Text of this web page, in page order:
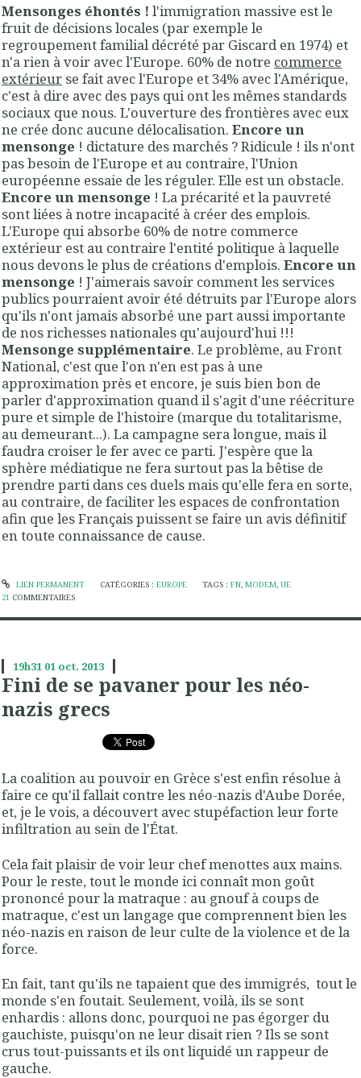
Mensonges éhontés ! l'immigration massive est le
fruit de décisions locales (par exemple le
regroupement familial décrété par Giscard en 1974) et
n'a rien à voir avec l'Europe. 60% de notre commerce
extérieur se fait avec l'Europe et 34% avec l'Amérique,
c'est à dire avec des pays qui ont les mêmes standards
sociaux que nous. L'ouverture des frontières avec eux
ne crée donc aucune délocalisation. Encore un
mensonge ! dictature des marchés ? Ridicule ! ils n'ont
pas besoin de l'Europe et au contraire, l'Union
européenne essaie de les réguler. Elle est un obstacle.
Encore un mensonge ! La précarité et la pauvreté
sont liées à notre incapacité à créer des emplois.
L'Europe qui absorbe 60% de notre commerce
extérieur est au contraire l'entité politique à laquelle
nous devons le plus de créations d'emplois. Encore un
mensonge ! J'aimerais savoir comment les services
publics pourraient avoir été détruits par l'Europe alors
qu'ils n'ont jamais absorbé une part aussi importante
de nos richesses nationales qu'aujourd'hui !!!
Mensonge supplémentaire. Le problème, au Front
National, c'est que l'on n'en est pas à une
approximation près et encore, je suis bien bon de
parler d'approximation quand il s'agit d'une réécriture
pure et simple de l'histoire (marque du totalitarisme,
au demeurant...). La campagne sera longue, mais il
faudra croiser le fer avec ce parti. J'espère que la
sphère médiatique ne fera surtout pas la bêtise de
prendre parti dans ces duels mais qu'elle fera en sorte,
au contraire, de faciliter les espaces de confrontation
afin que les Français puissent se faire un avis définitif
en toute connaissance de cause.
LIEN PERMANENT CATÉGORIES : EUROPE TAGS :FN,MODEM,UE
21 COMMENTAIRES
19h31 01 oct. 2013
Fini de se pavaner pour les néo-
nazis grecs
La coalition au pouvoir en Grèce s'est enfin résolue à
faire ce qu'il fallait contre les néo-nazis d'Aube Dorée,
et, je le vois, a découvert avec stupéfaction leur forte
infiltration au sein de l'État.
Cela fait plaisir de voir leur chef menottes aux mains.
Pour le reste, tout le monde ici connaît mon goût
prononcé pour la matraque : au gnouf à coups de
matraque, c'est un langage que comprennent bien les
néo-nazis en raison de leur culte de la violence et de la
force.
En fait, tant qu'ils ne tapaient que des immigrés, tout le
monde s'en foutait. Seulement, voilà, ils se sont
enhardis : allons donc, pourquoi ne pas égorger du
gauchiste, puisqu'on ne leur disait rien ? Ils se sont
crus tout-puissants et ils ont liquidé un rappeur de
gauche.